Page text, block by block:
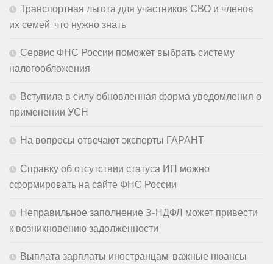
Транспортная льгота для участников СВО и членов
их семей: что нужно знать
Сервис ФНС России поможет выбрать систему
налогообложения
Вступила в силу обновленная форма уведомления о
применении УСН
На вопросы отвечают эксперты ГАРАНТ
Справку об отсутствии статуса ИП можно
сформировать на сайте ФНС России
Неправильное заполнение 3-НДФЛ может привести
к возникновению задолженности
Выплата зарплаты иностранцам: важные нюансы